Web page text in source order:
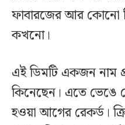
ফাবারজের আর কোনো
কখনো।
এই ডিমটি একজন নাম
কিনেছেন। এতে ভেঙে
হওয়া আগের রেকর্ড।